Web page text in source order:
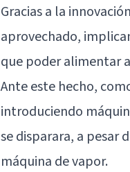
Gracias a la
aprovechado,
que poder alimentar
Ante este hecho,
introduciendo
se disparara, a pesar
máquina de vapor.